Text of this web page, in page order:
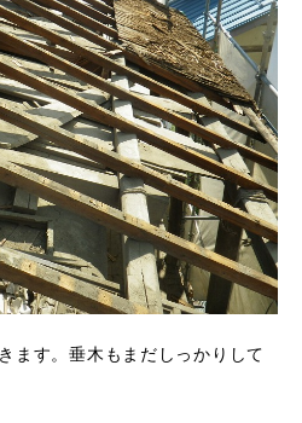
ます。垂木もまだしっかりして